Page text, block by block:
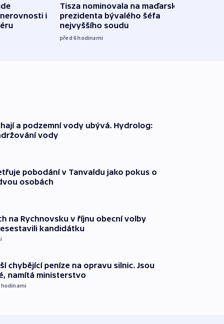
i
Tisza nominovala na maďarského
prezidenta bývalého šéfa
nejvyššího soudu
před 6hodinami
a podzemní vody ubývá. Hydrolog:
vody
pobodání v Tanvaldu jako pokus o
osobách
na Rychnovsku v říjnu obecní volby
kandidátku
chybějící peníze na opravu silnic. Jsou
namítá ministerstvo
hodinami